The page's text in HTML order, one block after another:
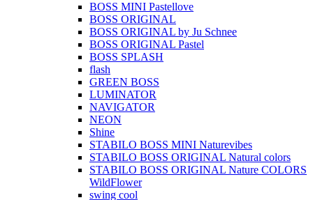
BOSS MINI Pastellove
BOSS ORIGINAL
BOSS ORIGINAL by Ju Schnee
BOSS ORIGINAL Pastel
BOSS SPLASH
flash
GREEN BOSS
LUMINATOR
NAVIGATOR
NEON
Shine
STABILO BOSS MINI Naturevibes
STABILO BOSS ORIGINAL Natural colors
STABILO BOSS ORIGINAL Nature COLORS
WildFlower
swing cool